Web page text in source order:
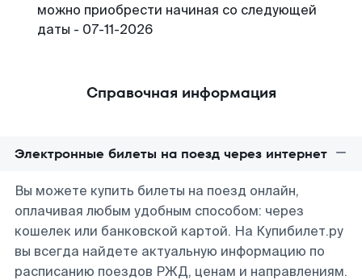
можно приобрести начиная со следующей
даты - 07-11-2026
Справочная информация
Электронные билеты на поезд через интернет
Вы можете купить билеты на поезд онлайн,
оплачивая любым удобным способом: через
кошелек или банковской картой. На Купибилет.ру
вы всегда найдете актуальную информацию по
расписанию поездов РЖД, ценам и направлениям.